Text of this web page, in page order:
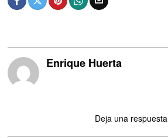
Enrique Huerta
Deja una respuesta